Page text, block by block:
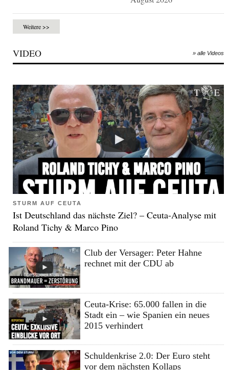
Weitere >>
VIDEO » alle Videos
STURM AUF CEUTA
Ist Deutschland das nächste Ziel? – Ceuta-Analyse mit
Roland Tichy & Marco Pino
Club der Versager: Peter Hahne
rechnet mit der CDU ab
Ceuta-Krise: 65.000 fallen in die
Stadt ein – wie Spanien ein neues
2015 verhindert
Schuldenkrise 2.0: Der Euro steht
vor dem nächsten Kollaps